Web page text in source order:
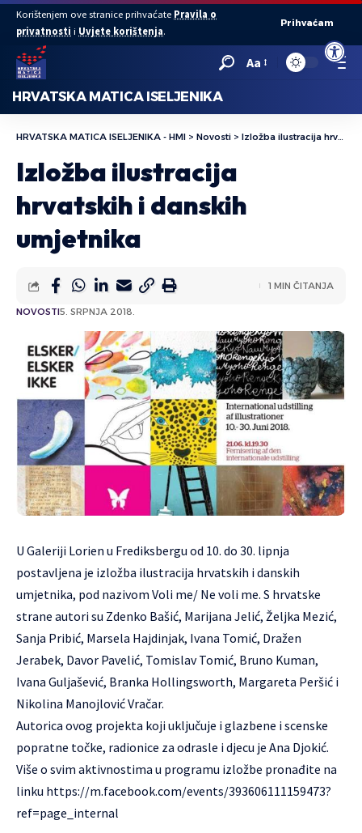
Open
Korištenjem ove stranice prihvaćate Pravila o
privatnosti i Uvjete korištenja.
Prihvaćam
Aa
HRVATSKA MATICA ISELJENIKA
HRVATSKA MATICA ISELJENIKA - HMI > Novosti > Izložba ilustracija hrvatskih i danskih umjetnika
Izložba ilustracija
hrvatskih i danskih
umjetnika
NOVOSTI5. SRPNJA 2018.
1 MIN ČITANJA
U Galeriji Lorien u Frediksbergu od 10. do 30. lipnja
postavljena je izložba ilustracija hrvatskih i danskih
umjetnika, pod nazivom Voli me/ Ne voli me. S hrvatske
strane autori su Zdenko Bašić, Marijana Jelić, Željka Mezić,
Sanja Pribić, Marsela Hajdinjak, Ivana Tomić, Dražen
Jerabek, Davor Pavelić, Tomislav Tomić, Bruno Kuman,
Ivana Guljašević, Branka Hollingsworth, Margareta Peršić i
Nikolina Manojlović Vračar.
Autorica ovog projekta koji uključuje i glazbene i scenske
popratne točke, radionice za odrasle i djecu je Ana Djokić.
Više o svim aktivnostima u programu izložbe pronađite na
linku https://m.facebook.com/events/393606111159473?
ref=page_internal